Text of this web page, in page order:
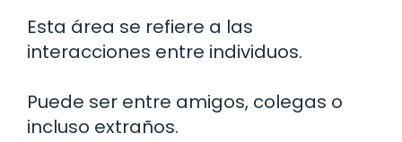
Esta área se refiere a las
interacciones entre individuos.
Puede ser entre amigos, colegas o
incluso extraños.